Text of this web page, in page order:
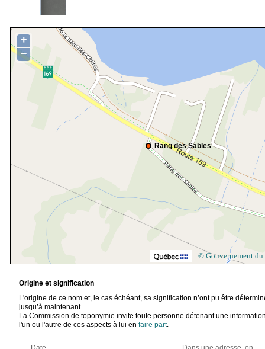
Rang des Sables
+
−
© Gouvernement du
Origine et signification
L'origine de ce nom et, le cas échéant, sa signification n’ont pu être
jusqu’à maintenant.
La Commission de toponymie invite toute personne détenant une
l'un ou l'autre de ces aspects à lui en faire part.